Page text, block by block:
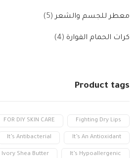
معطر للجسم والشعر 5
كرات الحمام الفوارة 4
Product tags
Fighting Dry Lips
FOR DIY SKIN CARE
It’s An Antioxidant
It’s Antibacterial
It’s Hypoallergenic
Ivory Shea Butter